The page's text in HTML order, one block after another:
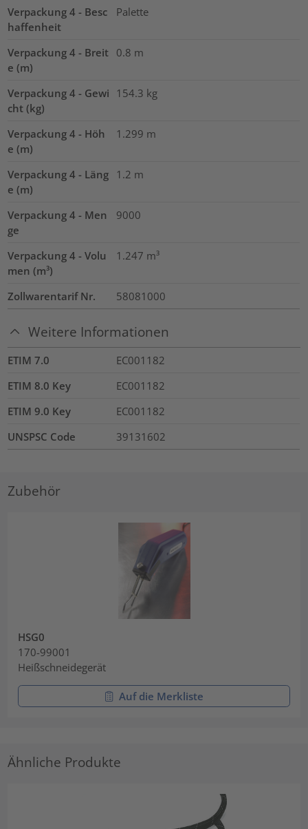
Verpackung 4 - Besc
haffenheit
Palette
Verpackung 4 - Breit
e (m)
0.8 m
Verpackung 4 - Gewi
cht (kg)
154.3 kg
Verpackung 4 - Höh
e (m)
1.299 m
Verpackung 4 - Läng
e (m)
1.2 m
Verpackung 4 - Men
ge
9000
Verpackung 4 - Volu
men (m³)
1.247 m³
Zollwarentarif Nr. 58081000
Weitere Informationen
ETIM 7.0
EC001182
ETIM 8.0 Key
EC001182
ETIM 9.0 Key
EC001182
UNSPSC Code
39131602
Zubehör
HSG0
170-99001
Heißschneidegerät
Auf die Merkliste
Ähnliche Produkte